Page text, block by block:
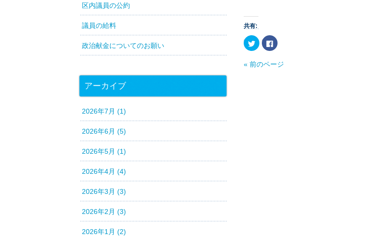
共有:
ク
リ
し
Facebook
で
す
« 前のページ
区内議員の公約
議員の給料
政治献金についてのお願い
アーカイブ
2026年7月 (1)
2026年6月 (5)
2026年5月 (1)
2026年4月 (4)
2026年3月 (3)
2026年2月 (3)
2026年1月 (2)